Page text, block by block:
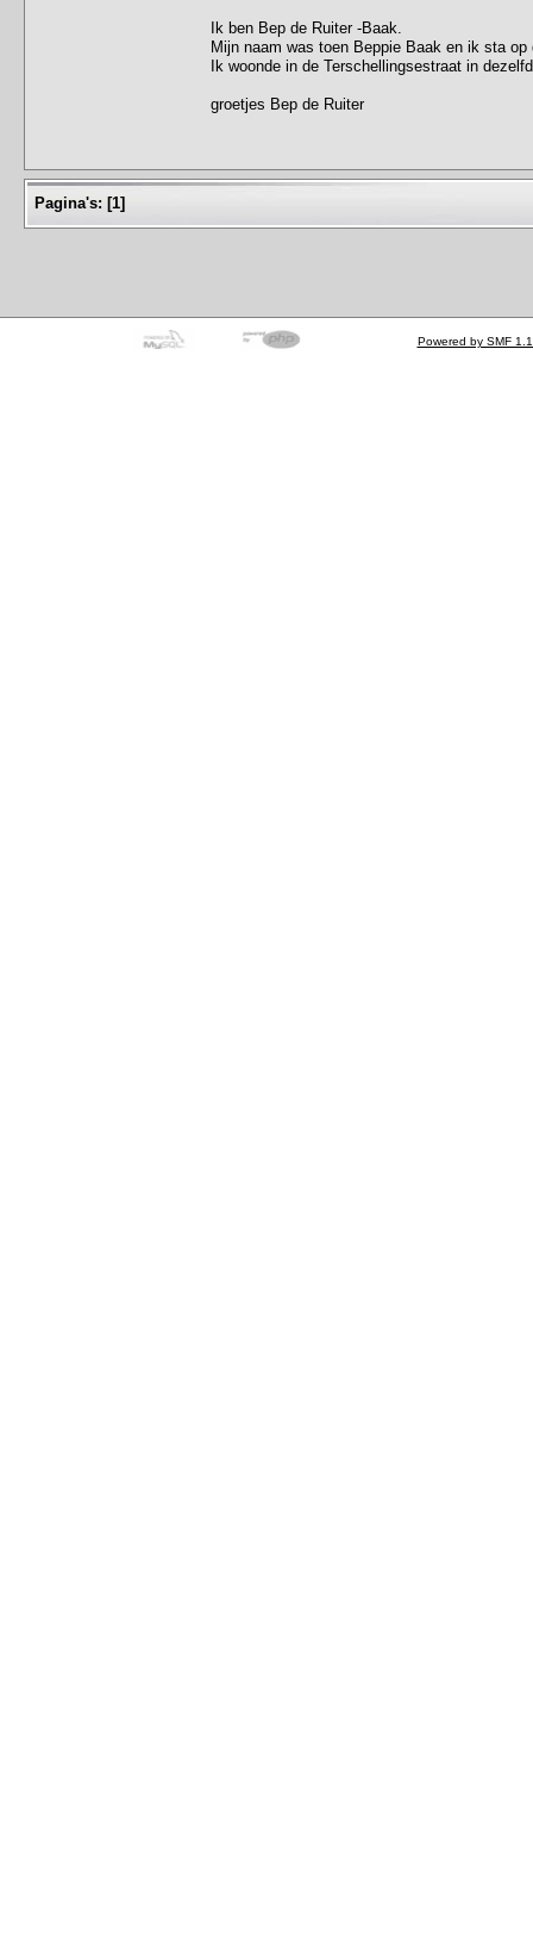
Ik ben Bep de Ruiter -Baak.
Mijn naam was toen Beppie Baak en ik sta op
Ik woonde in de Terschellingsestraat in
groetjes Bep de Ruiter
Pagina's: [1]
Powered by SMF